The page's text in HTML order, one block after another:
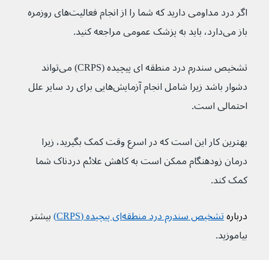
اگر درد مداومی دارید که شما را از انجام فعالیت‌های روزمره
باز می‌دارد، باید به پزشک عمومی مراجعه کنید.
تشخیص سندرم درد منطقه ای پیچیده (CRPS) می‌تواند
دشوار باشد زیرا شامل انجام آزمایش‌هایی برای رد سایر علل
احتمالی است.
بهترین کار این است که در اسرع وقت کمک بگیرید، زیرا
درمان زودهنگام ممکن است به کاهش علائم دردناک شما
کمک کند.
درباره تشخیص سندرم درد منطقه‌ای پیچیده (CRPS)
بیشتر
بیاموزید.